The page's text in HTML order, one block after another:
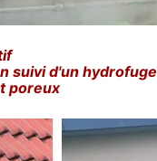
suivi d'un hydrofuge
poreux